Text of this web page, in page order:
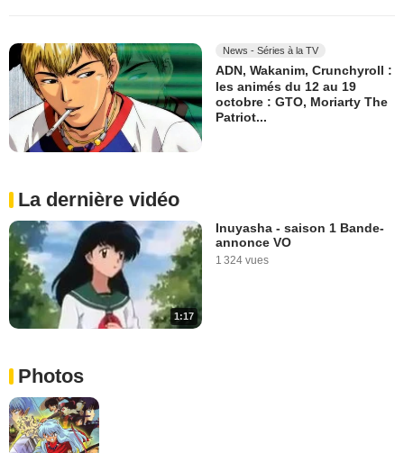
News - Séries à la TV
ADN, Wakanim, Crunchyroll :
les animés du 12 au 19
octobre : GTO, Moriarty The
Patriot...
La dernière vidéo
1:17
Inuyasha - saison 1 Bande-
annonce VO
1 324 vues
Photos